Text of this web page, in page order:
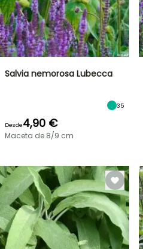
Salvia nemorosa Lubecca
35
Desde4,90 €
Maceta de 8/9 cm